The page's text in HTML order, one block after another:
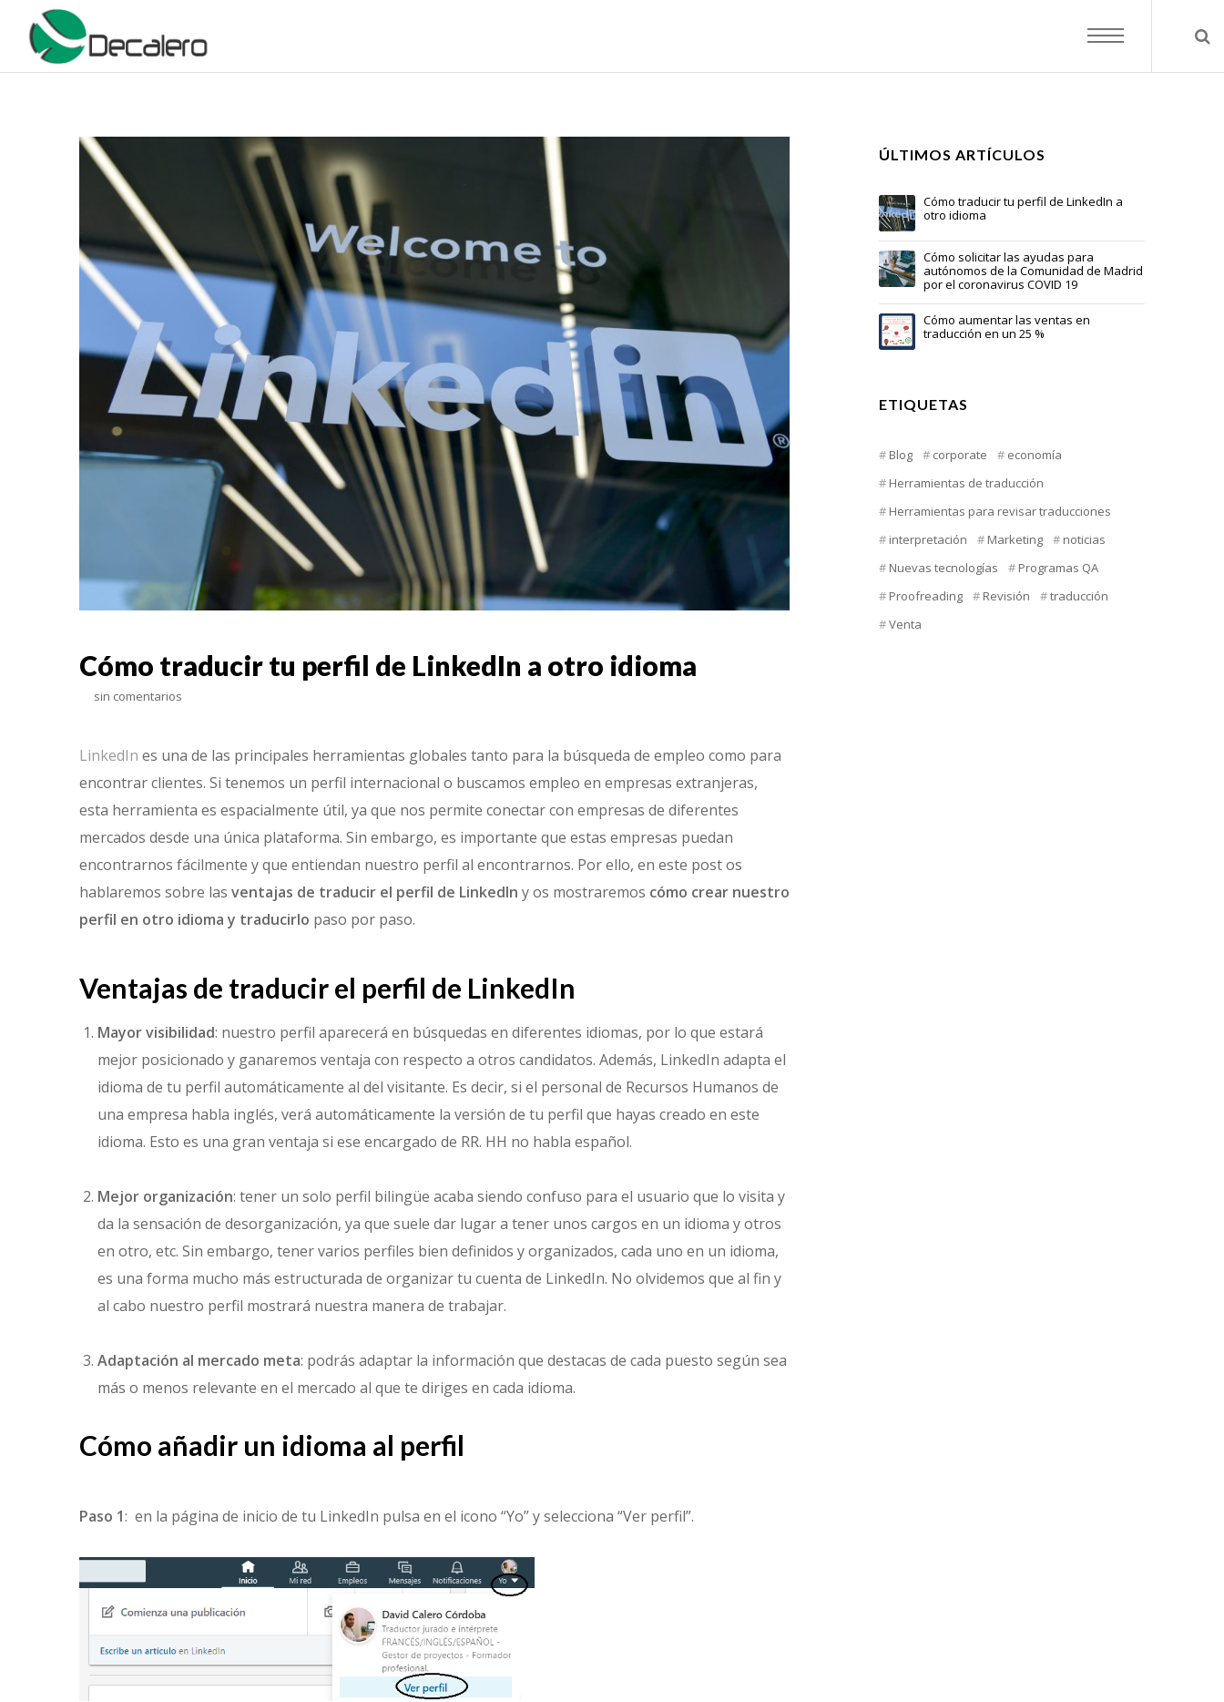
Cómo traducir tu perfil de LinkedIn a otro idioma
sin comentarios
LinkedIn es una de las principales herramientas globales tanto para la búsqueda de empleo como para
encontrar clientes. Si tenemos un perfil internacional o buscamos empleo en empresas extranjeras,
esta herramienta es espacialmente útil, ya que nos permite conectar con empresas de diferentes
mercados desde una única plataforma. Sin embargo, es importante que estas empresas puedan
encontrarnos fácilmente y que entiendan nuestro perfil al encontrarnos. Por ello, en este post os
hablaremos sobre las ventajas de traducir el perfil de LinkedIn y os mostraremos cómo crear nuestro
perfil en otro idioma y traducirlo paso por paso.
Ventajas de traducir el perfil de LinkedIn
Mayor visibilidad: nuestro perfil aparecerá en búsquedas en diferentes idiomas, por lo que estará
mejor posicionado y ganaremos ventaja con respecto a otros candidatos. Además, LinkedIn adapta el
idioma de tu perfil automáticamente al del visitante. Es decir, si el personal de Recursos Humanos de
una empresa habla inglés, verá automáticamente la versión de tu perfil que hayas creado en este
idioma. Esto es una gran ventaja si ese encargado de RR. HH no habla español.
Mejor organización: tener un solo perfil bilingüe acaba siendo confuso para el usuario que lo visita y
da la sensación de desorganización, ya que suele dar lugar a tener unos cargos en un idioma y otros
en otro, etc. Sin embargo, tener varios perfiles bien definidos y organizados, cada uno en un idioma,
es una forma mucho más estructurada de organizar tu cuenta de LinkedIn. No olvidemos que al fin y
al cabo nuestro perfil mostrará nuestra manera de trabajar.
Adaptación al mercado meta: podrás adaptar la información que destacas de cada puesto según sea
más o menos relevante en el mercado al que te diriges en cada idioma.
Cómo añadir un idioma al perfil
Paso 1: en la página de inicio de tu LinkedIn pulsa en el icono “Yo” y selecciona “Ver perfil”.
ÚLTIMOS ARTÍCULOS
Cómo traducir tu perfil de LinkedIn a
otro idioma
Cómo solicitar las ayudas para
autónomos de la Comunidad de Madrid
por el coronavirus COVID 19
Cómo aumentar las ventas en
traducción en un 25 %
ETIQUETAS
Blog corporate
economía
Herramientas de traducción
Herramientas para revisar traducciones
interpretación
Marketing
noticias
Nuevas tecnologías
Programas QA
Proofreading
Revisión
traducción
Venta